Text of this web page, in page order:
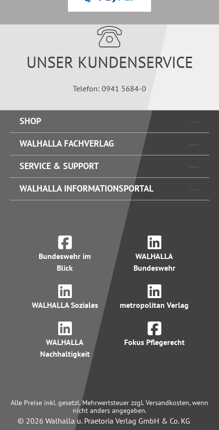
UNSER KUNDENSERVICE
Telefon: 0941 5684-0
SHOP
WALHALLA FACHVERLAG
SERVICE & SUPPORT
WALHALLA INFORMATIONSPORTAL
Bundeswehr im
Blick
WALHALLA
Bundeswehr
WALHALLA Soziales metropolitan Verlag
WALHALLA
Nachhaltigkeit
Fokus Pflegerecht
Alle Preise inkl. gesetzl. Mehrwertsteuer zzgl. Versandkosten, wenn
nicht anders angegeben.
© 2026 Walhalla u. Praetoria Verlag GmbH & Co. KG